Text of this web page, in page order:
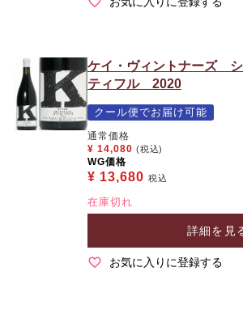
ケイ・ヴィントナーズ
ティフル 2020
クール便でお届け可能
通常価格
¥ 14,080 (税込)
WG価格
¥ 13,680 税込
在庫切れ
詳細を見
お気に入りに登録する